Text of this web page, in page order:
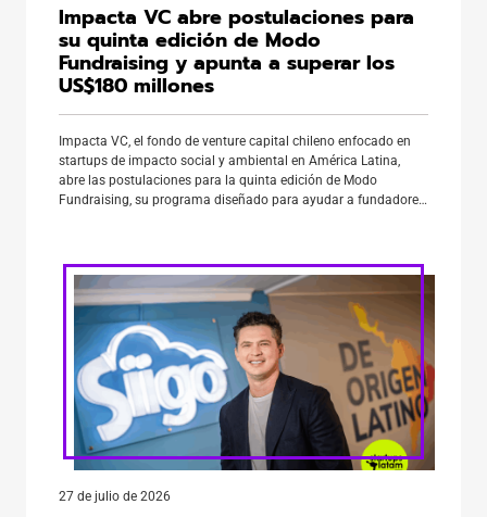
Impacta VC abre postulaciones para
su quinta edición de Modo
Fundraising y apunta a superar los
US$180 millones
Impacta VC, el fondo de venture capital chileno enfocado en
startups de impacto social y ambiental en América Latina,
abre las postulaciones para la quinta edición de Modo
Fundraising, su programa diseñado para ayudar a fundadores
27 de julio de 2026